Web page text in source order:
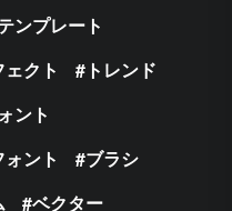
ンプレート
クト
トレンド
ント
ント
ブラシ
ベクター